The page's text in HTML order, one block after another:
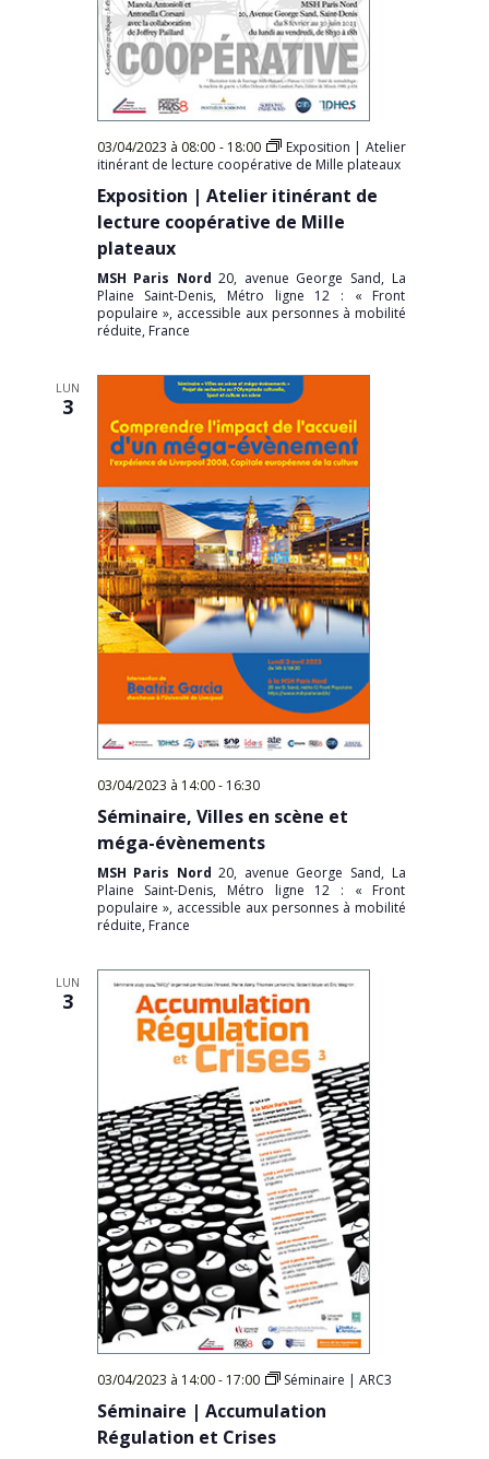
03/04/2023 à 08:00 - 18:00
Exposition | Atelier
itinérant de lecture coopérative de Mille plateaux
Exposition | Atelier itinérant de
lecture coopérative de Mille
plateaux
MSH Paris Nord20, avenue George Sand, La
Plaine Saint-Denis, Métro ligne 12 : « Front
populaire », accessible aux personnes à mobilité
réduite, France
LUN
3
03/04/2023 à 14:00- 16:30
Séminaire, Villes en scène et
méga-évènements
MSH Paris Nord20, avenue George Sand, La
Plaine Saint-Denis, Métro ligne 12 : « Front
populaire », accessible aux personnes à mobilité
réduite, France
LUN
3
03/04/2023 à 14:00- 17:00 Séminaire | ARC3
Séminaire | Accumulation
Régulation et Crises